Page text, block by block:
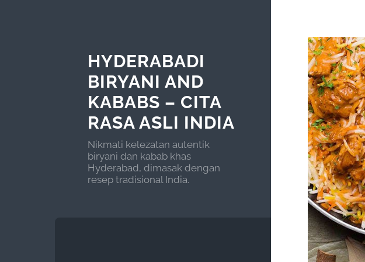
HYDERABADI
BIRYANI AND
KABABS – CITA
RASA ASLI INDIA
Nikmati kelezatan autentik
biryani dan kabab khas
Hyderabad, dimasak dengan
resep tradisional India.